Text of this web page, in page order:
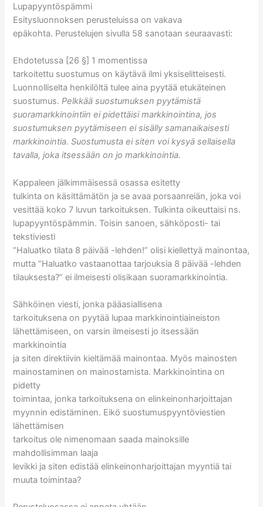
Lupapyyntöspämmi
Esitysluonnoksen perusteluissa on vakava
epäkohta. Perustelujen sivulla 58 sanotaan seuraavasti:
Ehdotetussa [26 §] 1 momentissa
tarkoitettu suostumus on käytävä ilmi yksiselitteisesti.
Luonnolliselta henkilöltä tulee aina pyytää etukäteinen
suostumus.Pelkkää suostumuksen pyytämistä
suoramarkkinointiin ei pidettäisi markkinointina, jos
suostumuksen pyytämiseen ei sisälly samanaikaisesti
markkinointia. Suostumusta ei siten voi kysyä sellaisella
tavalla, joka itsessään on jo markkinointia.
Kappaleen jälkimmäisessä osassa esitetty
tulkinta on käsittämätön ja se avaa porsaanreiän, joka voi
vesittää koko 7 luvun tarkoituksen. Tulkinta oikeuttaisi ns.
lupapyyntöspämmin. Toisin sanoen, sähköposti- tai
tekstiviesti
“Haluatko tilata 8 päivää -lehden!” olisi kiellettyä mainontaa,
mutta “Haluatko vastaanottaa tarjouksia 8 päivää -lehden
tilauksesta?” ei ilmeisesti olisikaan suoramarkkinointia.
Sähköinen viesti, jonka pääasiallisena
tarkoituksena on pyytää lupaa markkinointiaineiston
lähettämiseen, on varsin ilmeisesti jo itsessään
markkinointia
ja siten direktiivin kieltämää mainontaa. Myös mainosten
mainostaminen on mainostamista. Markkinointina on
pidetty
toimintaa, jonka tarkoituksena on elinkeinonharjoittajan
myynnin edistäminen. Eikö suostumuspyyntöviestien
lähettämisen
tarkoitus ole nimenomaan saada mainoksille
mahdollisimman laaja
levikki ja siten edistää elinkeinonharjoittajan myyntiä tai
muuta toimintaa?